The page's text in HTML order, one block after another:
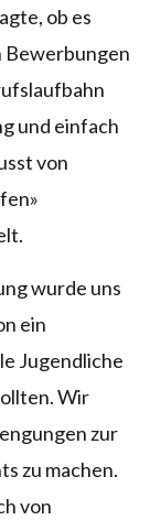
ob es
Bewerbungen
und einfach
von
wurde uns
ein
Jugendliche
Wir
zur
zu machen.
von